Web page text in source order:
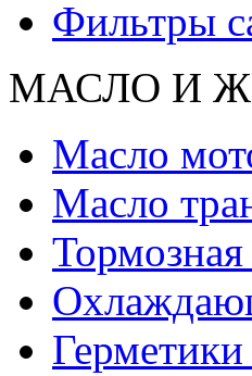
Фильтры
МАСЛО И
Масло
Масло